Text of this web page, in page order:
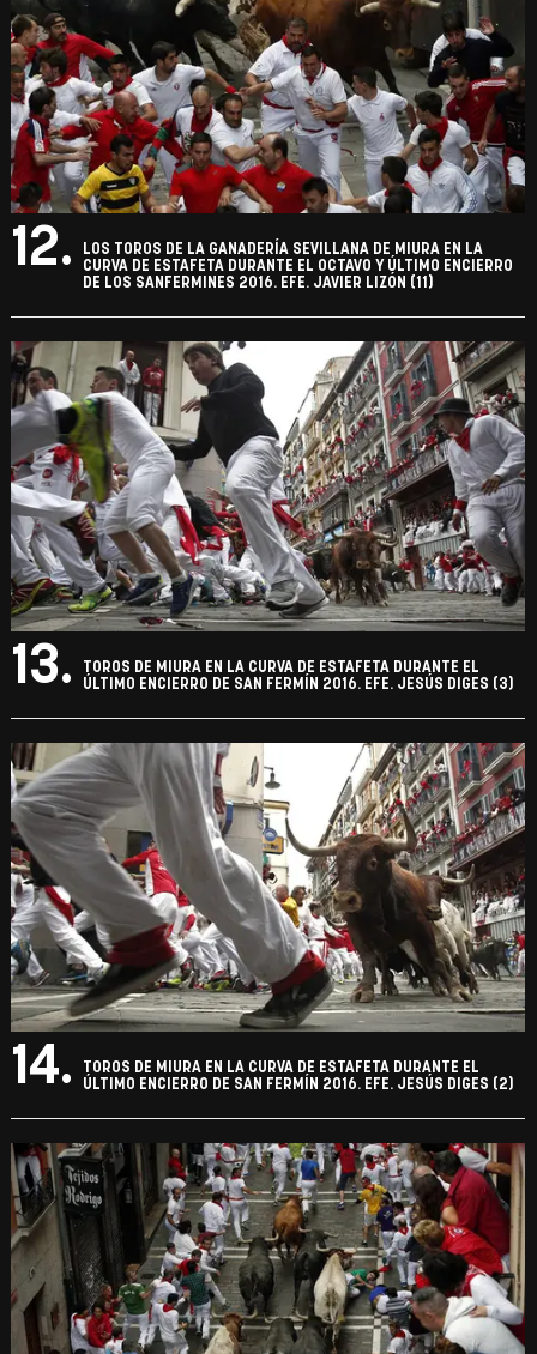
12.
LOS TOROS DE LA GANADERÍA SEVILLANA DE MIURA EN LA
CURVA DE ESTAFETA DURANTE EL OCTAVO Y ÚLTIMO ENCIERRO
DE LOS SANFERMINES 2016. EFE. JAVIER LIZÓN (11)
13.
TOROS DE MIURA EN LA CURVA DE ESTAFETA DURANTE EL
ÚLTIMO ENCIERRO DE SAN FERMÍN 2016. EFE. JESÚS DIGES (3)
14.
TOROS DE MIURA EN LA CURVA DE ESTAFETA DURANTE EL
ÚLTIMO ENCIERRO DE SAN FERMÍN 2016. EFE. JESÚS DIGES (2)